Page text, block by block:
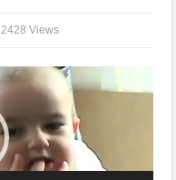
2428 Views